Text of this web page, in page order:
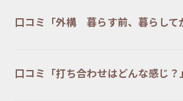
口コミ「外構 暮らす前、暮らして
口コミ「打ち合わせはどんな感じ？」